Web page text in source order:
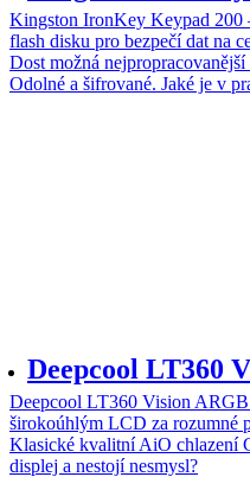
Kingston IronKey Keypad
flash disku pro bezpečí dat na
Dost možná
Odolné a šifrované. Jaké je v
Deepcool LT360
Deepcool LT360 Vision
širokoúhlým LCD za rozumné
Klasické kvalitní AiO chlazení
displej a nestojí nesmysl?